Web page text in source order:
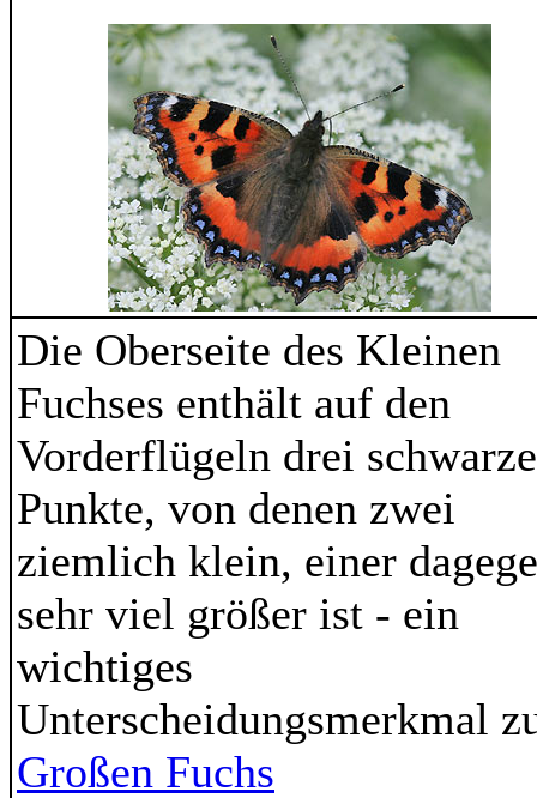
Die Oberseite des Kleinen
Fuchses enthält auf den
Vorderflügeln drei schwarze
Punkte, von denen zwei
ziemlich klein, einer
sehr viel größer ist - ein
wichtiges
Unterscheidungsmerkmal
Großen Fuchs